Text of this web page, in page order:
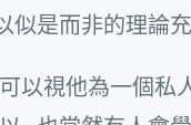
是而非的理論
以視他為一個私